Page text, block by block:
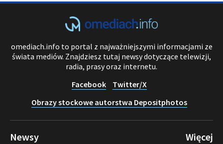
omediach.info to portal z najważniejszymi informacjami ze
świata mediów. Znajdziesz tutaj newsy dotyczące telewizji,
radia, prasy oraz internetu.
Facebook
Twitter/X
Obrazy stockowe autorstwa Depositphotos
Newsy Więcej